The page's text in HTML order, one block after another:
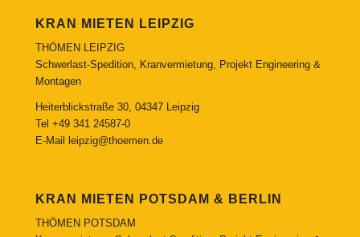
KRAN MIETEN LEIPZIG
THÖMEN LEIPZIG
Schwerlast-Spedition, Kranvermietung, Projekt Engineering &
Montagen
Heiterblickstraße 30, 04347 Leipzig
Tel +49 341 24587-0
E-Mail leipzig@thoemen.de
KRAN MIETEN POTSDAM & BERLIN
THÖMEN POTSDAM